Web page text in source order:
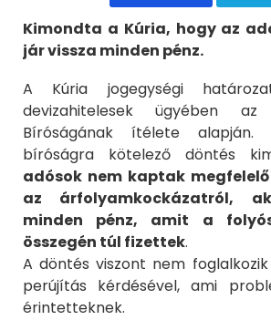
Kimondta a Kúria, hogy az
jár vissza minden pénz.
A Kúria jogegységi
devizahitelesek ügyében
Bíróságának ítélete
bíróságra kötelező döntés
adósok nem kaptak
az árfolyamkockázatról,
minden pénz, amit a
összegén túl fizettek.
A döntés viszont nem
perújítás kérdésével, ami
érintetteknek.